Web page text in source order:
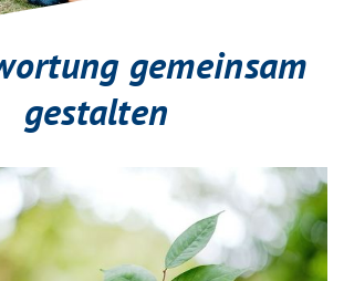
gemeinsam
gestalten